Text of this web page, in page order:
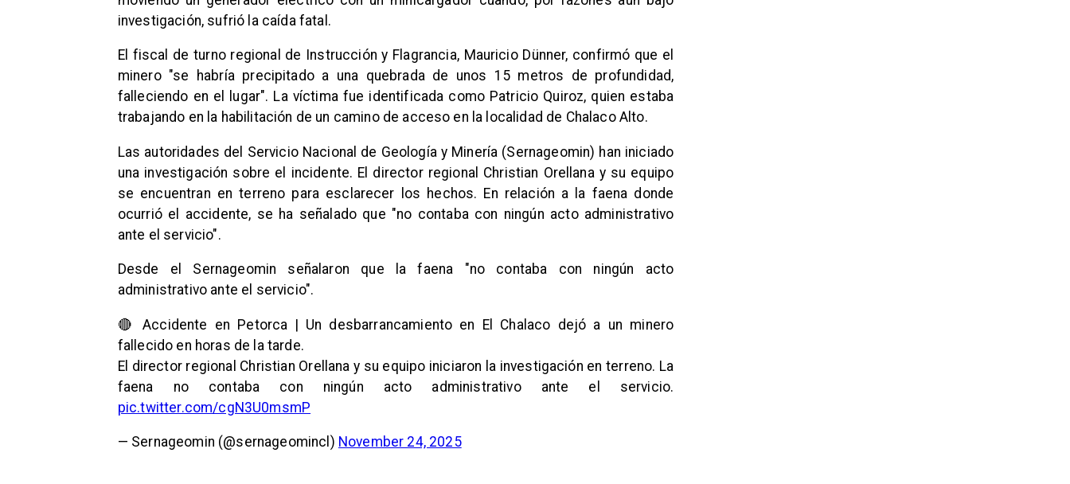
investigación, sufrió la caída fatal.
El fiscal de turno regional de Instrucción y Flagrancia, Mauricio Dünner, confirmó que el
minero "se habría precipitado a una quebrada de unos 15 metros de profundidad,
falleciendo en el lugar". La víctima fue identificada como Patricio Quiroz, quien estaba
trabajando en la habilitación de un camino de acceso en la localidad de Chalaco Alto.
Las autoridades del Servicio Nacional de Geología y Minería (Sernageomin) han iniciado
una investigación sobre el incidente. El director regional Christian Orellana y su equipo
se encuentran en terreno para esclarecer los hechos. En relación a la faena donde
ocurrió el accidente, se ha señalado que "no contaba con ningún acto administrativo
ante el servicio".
Desde el Sernageomin señalaron que la faena "no contaba con ningún acto
administrativo ante el servicio".
🔴 Accidente en Petorca | Un desbarrancamiento en El Chalaco dejó a un minero
fallecido en horas de la tarde.
El director regional Christian Orellana y su equipo iniciaron la investigación en terreno. La
faena no contaba con ningún acto administrativo ante el servicio.
pic.twitter.com/cgN3U0msmP
— Sernageomin (@sernageomincl) November 24, 2025